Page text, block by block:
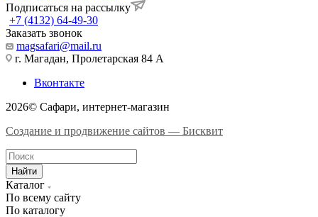
Подписаться на рассылку
+7 (4132) 64-49-30
Заказать звонок
magsafari@mail.ru
г. Магадан, Пролетарская 84 А
Вконтакте
2026© Сафари, интернет-магазин
Создание и продвижение сайтов — Бисквит
Найти
Каталог
По всему сайту
По каталогу